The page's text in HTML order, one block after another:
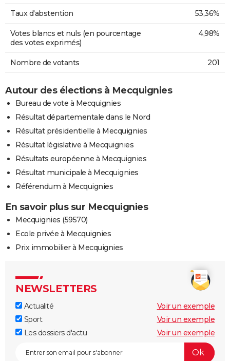
Taux d'abstention 53,36%
Votes blancs et nuls (en pourcentage
des votes exprimés)
4,98%
Nombre de votants 201
Autour des élections à Mecquignies
Bureau de vote à Mecquignies
Résultat départementale dans le Nord
Résultat présidentielle à Mecquignies
Résultat législative à Mecquignies
Résultats européenne à Mecquignies
Résultat municipale à Mecquignies
Référendum à Mecquignies
En savoir plus sur Mecquignies
Mecquignies (59570)
Ecole privée à Mecquignies
Prix immobilier à Mecquignies
NEWSLETTERS
Actualité
Voir un exemple
Sport
Voir un exemple
Les dossiers d'actu
Voir un exemple